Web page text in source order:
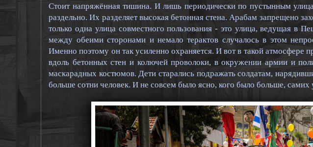
Стоит напряжённая тишина. И лишь периодически по пустынным
раздельно. Их разделяет высокая бетонная стена. Арабам запрещено
только одна улица совместного пользования - это улица, ведущая в
между обеими сторонами и немало терактов случалось в этом
Именно поэтому он так усиленно охраняется. И вот в такой атмосфере
вдоль бетонных стен и колючей проволоки, в окружении армии и
маскарадных костюмов. Дети старались подражать солдатам,
больше сотни человек. И не совсем было ясно, кого было больше, самих